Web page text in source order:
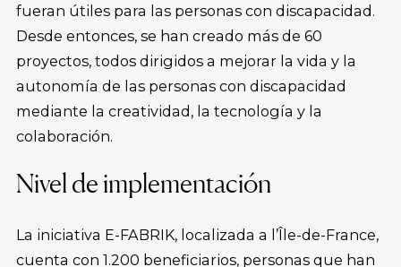
fueran útiles para las personas con discapacidad.
Desde entonces, se han creado más de 60
proyectos, todos dirigidos a mejorar la vida y la
autonomía de las personas con discapacidad
mediante la creatividad, la tecnología y la
colaboración.
Nivel de implementación
La iniciativa E-FABRIK, localizada a l’Île-de-France,
cuenta con 1.200 beneficiarios, personas que han